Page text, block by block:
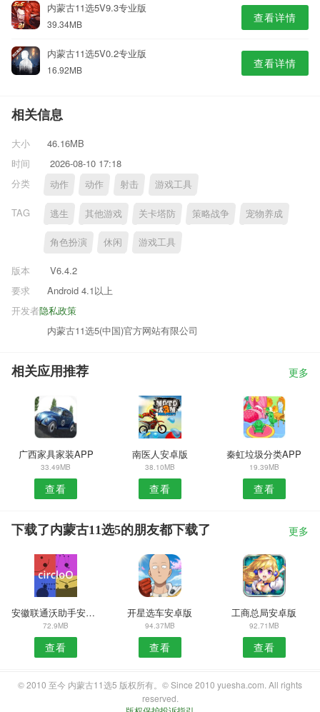
内蒙古11选5V9.3专业版
39.34MB 查看详情
内蒙古11选5V0.2专业版
16.92MB 查看详情
相关信息
大小
46.16MB
时间
2026-08-10 17:18
分类
动作 动作 射击 游戏工具
TAG 逃生 其他游戏 关卡塔防 策略战争 宠物养成
角色扮演 休闲 游戏工具
版本
V6.4.2
要求
Android 4.1以上
隐私政策
开发者
内蒙古11选5(中国)官方网站有限公司
相关应用推荐 更多
广西家具家装APP
33.49MB
查看
南医人安卓版
38.10MB
查看
秦虹垃圾分类APP
19.39MB
查看
下载了内蒙古11选5的朋友都下载了 更多
安徽联通沃助手安卓版
72.9MB
查看
开星选车安卓版
94.37MB
查看
工商总局安卓版
92.71MB
查看
© 2010 至今 内蒙古11选5 版权所有。© Since 2010 yuesha.com. All rights
reserved.